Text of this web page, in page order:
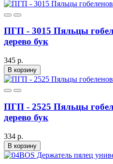
ПГП - 3015 Пяльцы
дерево бук
345 р.
В корзину
ПГП - 2525 Пяльцы
дерево бук
334 р.
В корзину